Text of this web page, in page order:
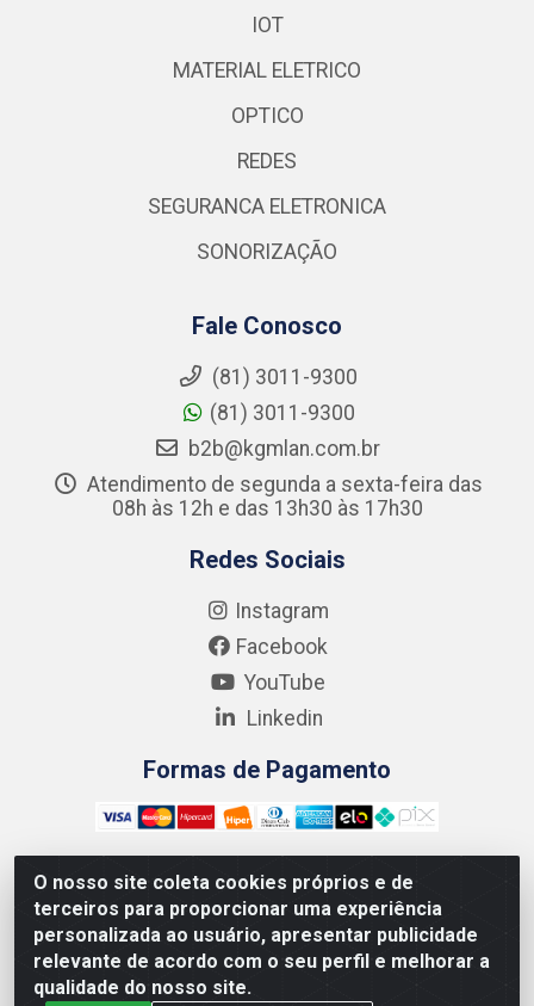
O nosso site coleta cookies próprios e de
terceiros para proporcionar uma experiência
personalizada ao usuário, apresentar publicidade
relevante de acordo com o seu perfil e melhorar a
qualidade do nosso site.
IOT
MATERIAL ELETRICO
OPTICO
REDES
SEGURANCA ELETRONICA
SONORIZAÇÃO
Fale Conosco
(81) 3011-9300
(81) 3011-9300
b2b@kgmlan.com.br
Atendimento de segunda a sexta-feira das
08h às 12h e das 13h30 às 17h30
Redes Sociais
Instagram
Facebook
YouTube
Linkedin
Formas de Pagamento
Kgmlan Distribuidora LTDA - CNPJ 18.217.682/0001-54 -
Rua Pedro de Barros Cavalcante, 58 - Bultrins, Olinda/PE
- CEP 53320-110